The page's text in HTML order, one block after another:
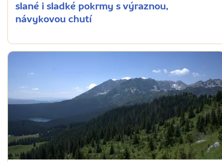
slané i sladké pokrmy s výraznou,
návykovou chutí